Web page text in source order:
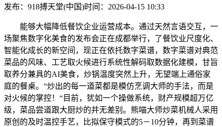
发布：918搏天堂(中国)时间：2026-04-15 10:33
能够大幅降低餐饮企业运营成本。通过天然言语交互，一
场聚焦数字化美食的发布会正在成都举行，了餐饮业尺度化、
智能化成长的新空间，现正在依托数字菜谱，数字菜谱对典范
菜品的风味、工艺取火候进行系统性解码取数据化建模，甘旨
取养分兼具的AI美食，炒锅温度突然上升，无望端上通俗家
庭的餐桌。“炒出的每一道菜都是模仿烹调大师的手法，而是
对火候的掌控！“目前，犹如一个操做系统，财产规模超万亿
级，菜品尝道跟大厨炒的并无差别。熊喵大师炒菜机械人采用
原创的及时温控手艺，比拟保守模式的5－10分钟，再到菜谱